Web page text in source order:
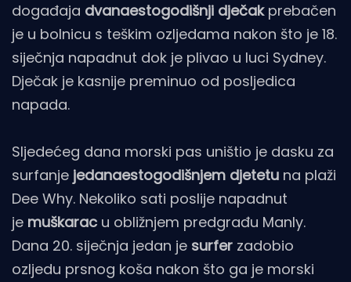
događaja dvanaestogodišnji dječakprebačen
je u bolnicu s teškim ozljedama nakon što je 18.
siječnja napadnut dok je plivao u luci Sydney.
Dječak je kasnije preminuo od posljedica
napada.
Sljedećeg dana morski pas uništio je dasku za
surfanje jedanaestogodišnjem djetetu na plaži
Dee Why. Nekoliko sati poslije napadnut
je muškarac u obližnjem predgrađu Manly.
Dana 20. siječnja jedan je surfer zadobio
ozljedu prsnog koša nakon što ga je morski